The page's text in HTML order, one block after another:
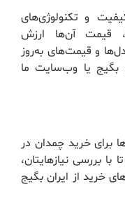
و تکنولوژی‌های
قیمت آن‌ها ارزش
و قیمت‌های به‌روز
بگیج یا وب‌سایت ما
برای خرید چمدان در
بررسی نیازهایتان،
خرید از ایران بگیج